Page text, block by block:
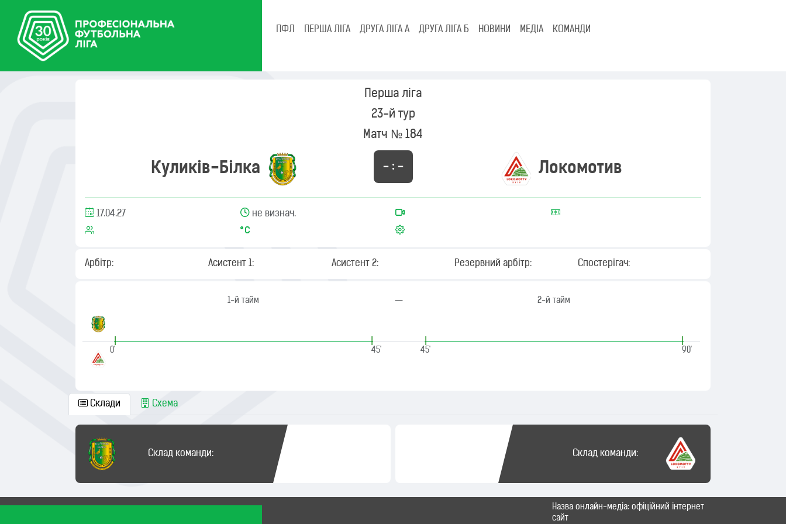
ПФЛ ПЕРША ЛІГА ДРУГА ЛІГА А ДРУГА ЛІГА Б НОВИНИ МЕДІА КОМАНДИ
Перша ліга
23-й тур
Матч № 184
Куликів-Білка – : – Локомотив
17.04.27 не визнач.
Арбітр: Асистент 1: Асистент 2: Резервний арбітр: Спостерігач:
1-й тайм
|
0'
|
45'
— 2-й тайм
|
45'
|
90'
Склади Схема
Склад команди: Склад команди:
Назва онлайн-медіа: офіційний інтернет
сайт